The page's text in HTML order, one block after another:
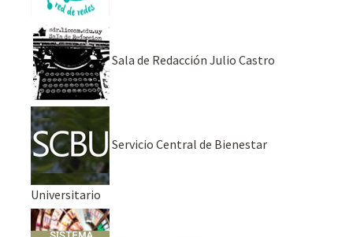
Sala de Redacción Julio Castro
Servicio Central de Bienestar
Universitario